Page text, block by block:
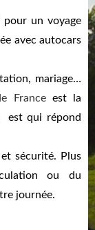
pour un voyage
avec autocars
mariage…
Franceest la
est qui répond
sécurité. Plus
ou du
journée.